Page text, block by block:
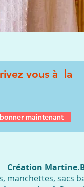
vous à la
maintenant
Création
sacs